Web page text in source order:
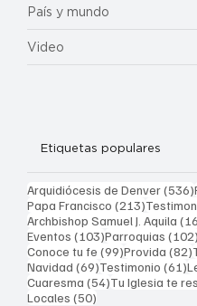
País y mundo
Video
Etiquetas populares
Arquidiócesis de Denver(536)
Papa Francisco (213)213
Archbishop Samuel J. Aquila
Eventos (103)103 entradas
Parroquias (102)
Conoce tu fe (99)99 entradas
Provida (82)
Navidad (69)69 entradas
Testimonio (61)
Cuaresma (54)54 entradas
Tu Iglesia te
Locales (50)